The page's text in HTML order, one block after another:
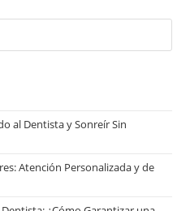
al Dentista y Sonreír Sin
Atención Personalizada y de